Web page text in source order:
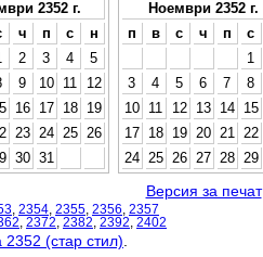
2352 г.
ч п с
н
2 3 4
5
9 10 11
12
16 17 18
19
23 24 25
26
30 31
Ноември 2352 г.
п
в с ч п с
1
3
4 5 6 7 8
10
11 12 13 14 15
17
18 19 20 21 22
24
25 26 27 28 29
Версия за печат
2354 2355 2356 2357
2372 2382 2392 2402
(стар стил)